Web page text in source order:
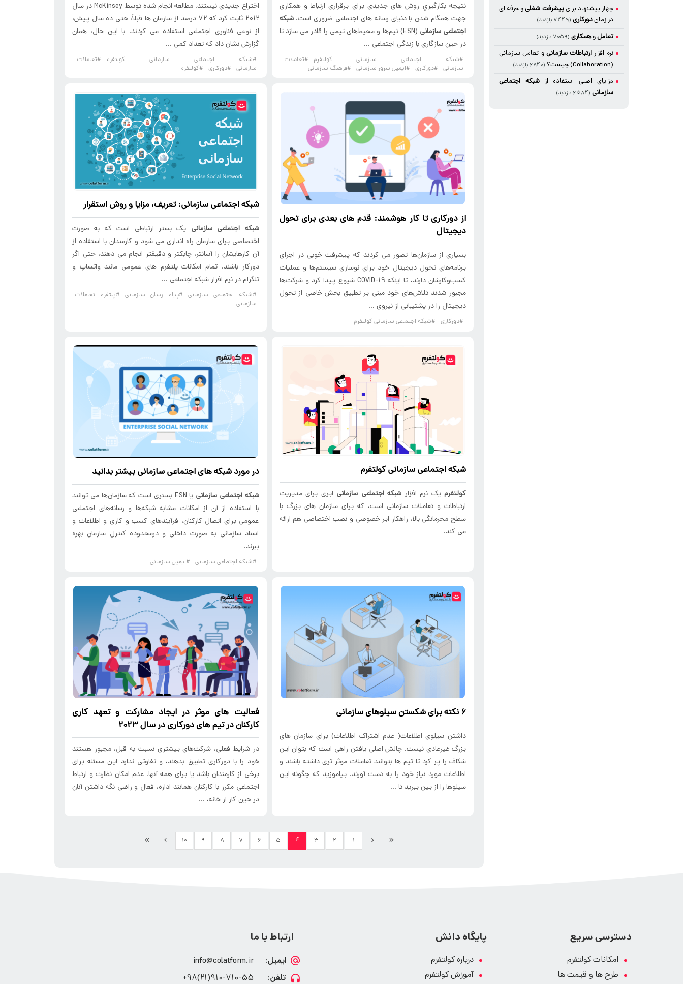
نتیجه بکارگیریِ روش های جدیدی برای برقراری ارتباط و همکاری
جهت همگام شدن با دنیای رسانه های اجتماعی ضروری است.شبکه
اجتماعی سازمانی
(ESN) تیم‌ها و محیط‌های تیمی را قادر می سازد تا
در حین سازگاری با زندگی اجتماعی ...
#شبکه اجتماعی سازمانی کولتفرم
#تعاملات-
سازمانی
#دورکاری #ایمیل سرور سازمانی #فرهنگ-سازمانی
اختراع جدیدی نیستند. مطالعه انجام شده توسط McKinsey در سال
2012 ثابت کرد که 72 درصد از سازمان ها قبلاً، حتی ده سال پیش،
از نوعی فناوری اجتماعی استفاده می کردند. با این حال، همان
گزارش نشان داد که تعداد کمی ...
#شبکه اجتماعی سازمانی کولتفرم
#تعاملات-
سازمانی
#دورکاری #کولتفرم
ازدورکاری تا کار هوشمند: قدم های بعدی برای تحول
دیجیتال
بسیاری از سازمان‌ها تصور می کردند که پیشرفت خوبی در اجرای
برنامه‌های تحول دیجیتال خود برای نوسازی سیستم‌ها و عملیات
کسب‌وکارشان دارند، تا اینکه COVID-19 شیوع پیدا کرد و شرکت‌ها
مجبور شدند تلاش‌های خود مبنی بر تطبیق بخش خاصی از تحول
دیجیتال را در پشتیبانی از نیروی ...
#دورکاری #شبکه اجتماعی سازمانی کولتفرم
شبکه اجتماعی سازمانی: تعریف، مزایا و روش استقرار
شبکه اجتماعی سازمانی یک بستر ارتباطی است که به صورت
اختصاصی برای سازمان راه اندازی می شود و کارمندان با استفاده از
آن کارهایشان را آسانتر، چابکتر و دقیقتر انجام می دهند، حتی اگر
دورکار باشند. تمام امکانات پلتفرم های عمومی مانند واتساپ و
تلگرام در نرم افزار شبکه اجتماعی ...
#شبکه اجتماعی سازمانی #پیام رسان سازمانی
#پلتفرم تعاملات
سازمانی
شبکه اجتماعی سازمانی کولتفرم
کولتفرم یک نرم افزار شبکه اجتماعی سازمانی ابری برای مدیریت
ارتباطات و تعاملات سازمانی است، که برای سازمان های بزرگ با
سطح محرمانگی بالا، راهکار ابر خصوصی و نصب اختصاصی هم ارائه
می کند.
در مورد شبکه های اجتماعی سازمانی بیشتر بدانید
شبکه اجتماعی سازمانی
یا ESN بستری است که سازمان‌ها می توانند
با استفاده از آن از امکانات مشابه شبکه‌ها و رسانه‌های اجتماعی
عمومی برای اتصال کارکنان، فرآیندهای کسب و کاری و اطلاعات و
اسناد سازمانی به صورت داخلی و درمحدوده کنترل سازمان بهره
ببرند.
#شبکه اجتماعی سازمانی #ایمیل سازمانی
6 نکته برای شکستن سیلوهای سازمانی
داشتن سیلوی اطلاعات( عدم اشتراک اطلاعات) برای سازمان های
بزرگ غیرعادی نیست. چالش اصلی یافتن راهی است که بتوان این
شکاف را پر کرد تا تیم ها بتوانند تعاملات موثر تری داشته باشند و
اطلاعات مورد نیاز خود را به دست آورند. بیاموزید که چگونه این
سیلوها را از بین ببرید تا ...
فعالیت های موثر در ایجاد مشارکت و تعهد کاری
کارکنان در تیم ­های دورکاری در سال 2023
در شرایط فعلی، شرکت‌های بیشتری نسبت به قبل، مجبور هستند
خود را با دورکاری تطبیق بدهند، و تفاوتی ندارد این مسئله برای
برخی از کارمندان باشد یا برای همه آنها. عدم امکان نظارت و ارتباط
اجتماعی مکرر با کارکنان همانند اداره، فعال و راضی نگه داشتن آنان
در حین کار از خانه، ...
۱ ۲ ۳ ۴ ۵ ۶ ۷ ۸ ۹ ۱۰
چهار پیشنهاد برایپیشرفت شغلیو حرفه ای
در زماندورکاری (۷۴۴۹ بازدید)
تعاملوهمکاری (۷۰۵۹ بازدید)
نرم افزار ارتباطات سازمانی و تعامل سازمانی
(Collaboration) چیست؟
(۶۸۴۰ بازدید)
مزایای اصلی استفاده ازشبکه اجتماعی
سازمانی (۶۵۸۴ بازدید)
دسترسی سریع
امکانات کولتفرم
طرح ها و قیمت ها
پایگاه دانش
درباره کولتفرم
آموزش کولتفرم
ارتباط با ما
info@colatform.ir
910-710-55(21)98+